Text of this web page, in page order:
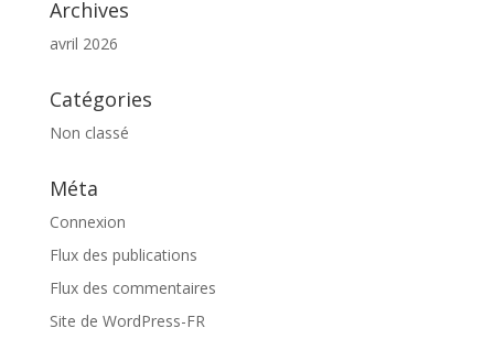
Archives
avril 2026
Catégories
Non classé
Méta
Connexion
Flux des publications
Flux des commentaires
Site de WordPress-FR